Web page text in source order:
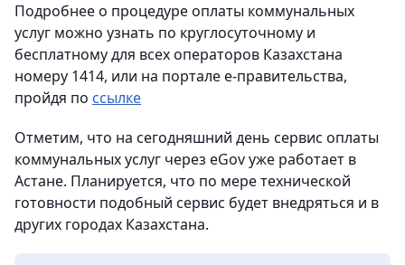
Подробнее о процедуре оплаты коммунальных
услуг можно узнать по круглосуточному и
бесплатному для всех операторов Казахстана
номеру 1414, или на портале е-правительства,
пройдя по ссылке
Отметим, что на сегодняшний день сервис оплаты
коммунальных услуг через eGov уже работает в
Астане. Планируется, что по мере технической
готовности подобный сервис будет внедряться и в
других городах Казахстана.